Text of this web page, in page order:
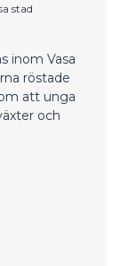
stad
inom Vasa
röstade
att unga
och